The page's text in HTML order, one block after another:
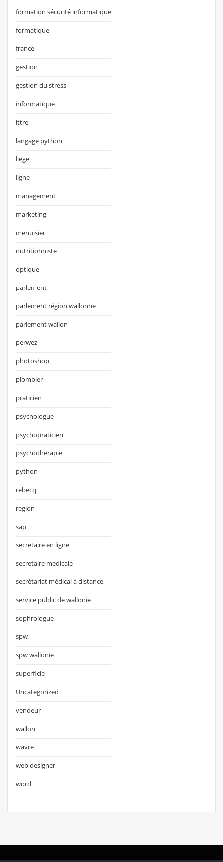
formation sécurité informatique
formatique
france
gestion
gestion du stress
informatique
ittre
langage python
liege
ligne
management
marketing
menuisier
nutritionniste
optique
parlement
parlement région wallonne
parlement wallon
perwez
photoshop
plombier
praticien
psychologue
psychopraticien
psychotherapie
python
rebecq
region
sap
secretaire en ligne
secretaire medicale
secrétariat médical à distance
service public de wallonie
sophrologue
spw
spw wallonie
superficie
Uncategorized
vendeur
wallon
wavre
web designer
word